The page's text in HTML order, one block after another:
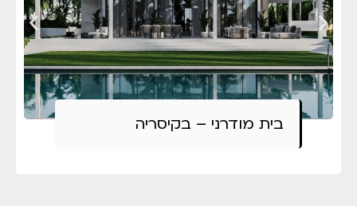
בית מודרני – בקיסריה